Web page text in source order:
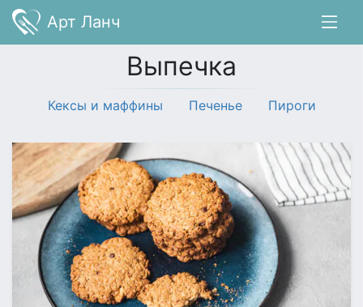
Арт Ланч
Выпечка
Кексы и маффины Печенье Пироги